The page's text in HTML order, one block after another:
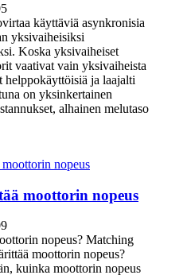
käyttäviä asynkronisia
yksivaiheisiksi
Koska yksivaiheiset
vaativat vain yksivaiheista
helppokäyttöisiä ja laajalti
on yksinkertainen
alhainen melutaso
moottorin nopeus
nopeus? Matching
moottorin nopeus?
kuinka moottorin nopeus